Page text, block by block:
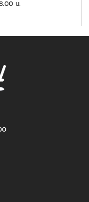
น.